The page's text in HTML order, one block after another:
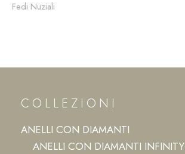
Fedi Nuziali
COLLEZIONI
ANELLI CON DIAMANTI
ANELLI CON DIAMANTI INFINITY